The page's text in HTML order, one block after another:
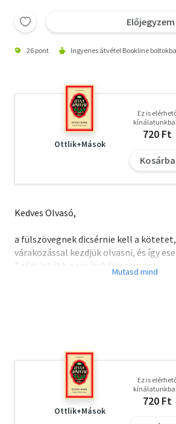
Előjegyzem
26 pont Ingyenes átvétel Bookline
Ottlik+Mások
Ez is
720 Ft
Kosárba
Kedves Olvasó,
a fülszövegnek dicsérnie kell a
várakozással kezdjük olvasni, és így
Ezért inkább nem írok fülszöveget.
Ottlik+Mások
Ez is
720 Ft